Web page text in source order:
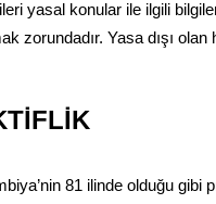
yasal konular ile ilgili
zorundadır. Yasa dışı
81 ilinde olduğu